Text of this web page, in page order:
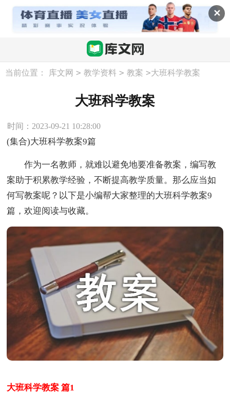
✕
当前位置： 库文网 > 教学资料 > 教案 >大班科学教案
大班科学教案
时间：2023-09-21 10:28:00
(集合)大班科学教案9篇
作为一名教师，就难以避免地要准备教案，编写教
案助于积累教学经验，不断提高教学质量。那么应当如
何写教案呢？以下是小编帮大家整理的大班科学教案9
篇，欢迎阅读与收藏。
大班科学教案 篇1